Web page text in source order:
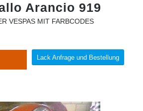
Arancio 919
VESPAS MIT FARBCODES
Lack Anfrage und Bestellung